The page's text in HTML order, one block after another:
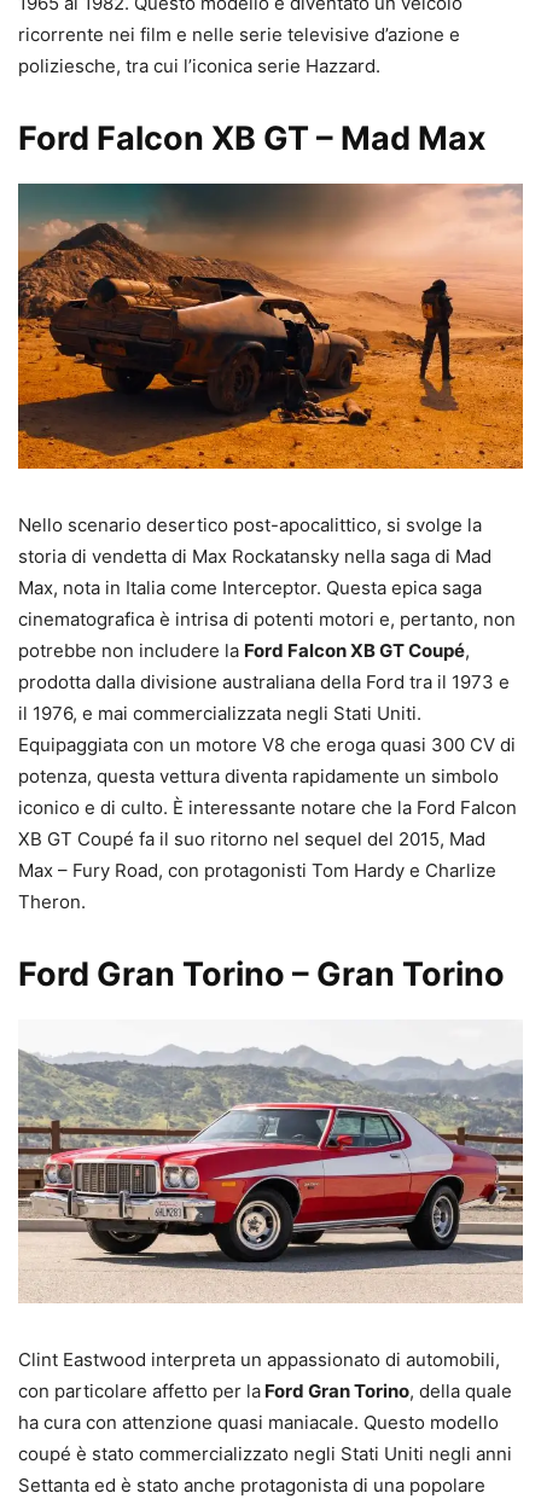
ricorrente nei film e nelle serie televisive d’azione e
poliziesche, tra cui l’iconica serie Hazzard.
Ford Falcon XB GT – Mad Max
Nello scenario desertico post-apocalittico, si svolge la
storia di vendetta di Max Rockatansky nella saga di Mad
Max, nota in Italia come Interceptor. Questa epica saga
cinematografica è intrisa di potenti motori e, pertanto, non
potrebbe non includere la Ford Falcon XB GT Coupé,
prodotta dalla divisione australiana della Ford tra il 1973 e
il 1976, e mai commercializzata negli Stati Uniti.
Equipaggiata con un motore V8 che eroga quasi 300 CV di
potenza, questa vettura diventa rapidamente un simbolo
iconico e di culto. È interessante notare che la Ford Falcon
XB GT Coupé fa il suo ritorno nel sequel del 2015, Mad
Max – Fury Road, con protagonisti Tom Hardy e Charlize
Theron.
Ford Gran Torino – Gran Torino
Clint Eastwood interpreta un appassionato di automobili,
con particolare affetto per la Ford Gran Torino, della quale
ha cura con attenzione quasi maniacale. Questo modello
coupé è stato commercializzato negli Stati Uniti negli anni
Settanta ed è stato anche protagonista di una popolare